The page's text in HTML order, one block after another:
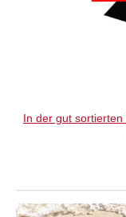
In der gut